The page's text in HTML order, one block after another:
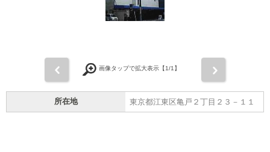
画像タップで拡大表示【1/1】
所在地 東京都江東区亀戸２丁目２３－１１